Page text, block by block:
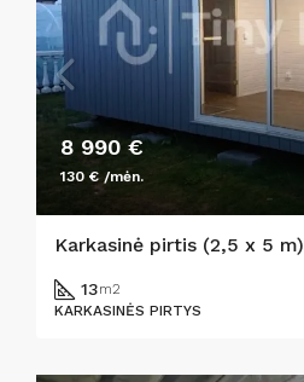
8 990 €
130 € /mėn.
Karkasinė pirtis (2,5 x 5 m)
13m2
KARKASINĖS PIRTYS